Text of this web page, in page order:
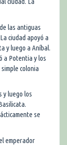
las antiguas
ciudad apoyó a
y luego a Aníbal.
a Potentia y los
colonia
y luego los
se
emperador